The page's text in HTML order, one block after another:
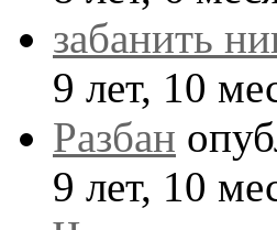
забанить
9 лет, 10
Разбан
9 лет, 10